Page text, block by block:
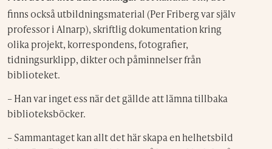
finns också utbildningsmaterial (Per Friberg var själv
professor i Alnarp), skriftlig dokumentation kring
olika projekt, korrespondens, fotografier,
tidningsurklipp, dikter och påminnelser från
biblioteket.
– Han var inget ess när det gällde att lämna tillbaka
biblioteksböcker.
– Sammantaget kan allt det här skapa en helhetsbild